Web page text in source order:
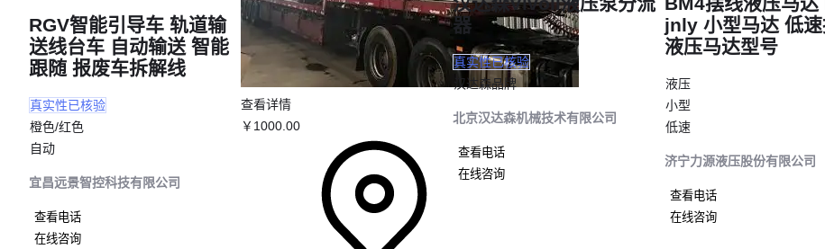
启动顺序
：挂四驱前先停车，否则会损伤传动轴万向节
模式切换：铺装路面及时切换回两驱，减少分动箱空转磨损
日常检查：重点关注轮边油封和传动轴防尘套状态
四驱维修工具 包能快速处理80%的常见故障，比如轮速传感器失
线束松动。
选择
四轮驱动设备本质是匹配场景需求——矿山看载重、消防重响应、工程
衡。先明确自己的核心作业环境，再对比动力配置与通过性参数，才能找到
的解决方案。
RGV智能引导车 轨道输
送线台车 自动输送 智能
跟随 报废车拆解线
真实性已核验
橙色/红色
自动
宜昌远景智控科技有限公司
查看电话
在线咨询
查看详情
￥ 1000 .00
器
真实性已核验
汉达森品牌
北京汉达森机械技术有限公司
查看电话
在线咨询
jnly 小型马达 低
液压马达型号
液压
小型
低速
济宁力源液压股份有限公司
查看电话
在线咨询